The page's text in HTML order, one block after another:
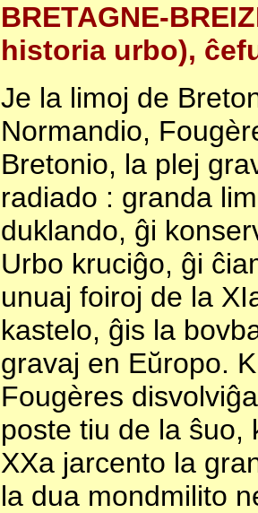
BRETAGNE-
historia urbo),
Je la limoj de
Normandio,
Bretonio, la plej
radiado : granda
duklando, ĝi
Urbo kruciĝo, ĝi
unuaj foiroj de la
kastelo, ĝis la
gravaj en Eŭropo.
Fougères
poste tiu de la ŝuo,
XXa jarcento la
la dua mondmilito